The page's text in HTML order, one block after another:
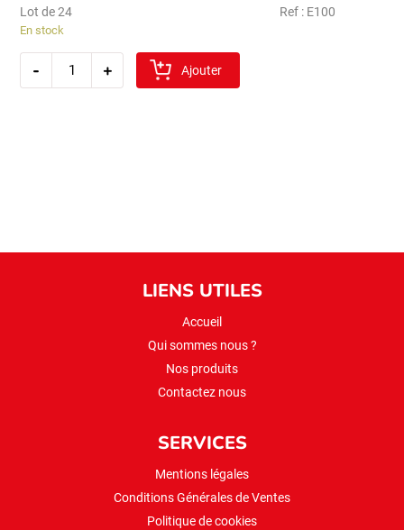
Lot de 24 Ref : E100
En stock
-
quantité
+ Ajouter
LIENS UTILES
Accueil
Qui sommes nous ?
Nos produits
Contactez nous
SERVICES
Mentions légales
Conditions Générales de Ventes
Politique de cookies